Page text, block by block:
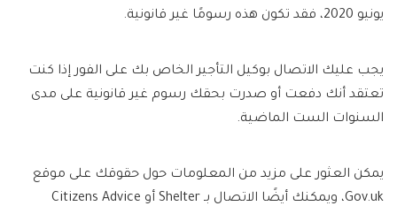
يونيو 2020، فقد تكون هذه رسومًا غير قانونية.
يجب عليك الاتصال بوكيل التأجير الخاص بك على الفور إذا كنت
تعتقد أنك دفعت أو صدرت بحقك رسوم غير قانونية على مدى
السنوات الست الماضية.
يمكن العثور على مزيد من المعلومات حول حقوقك على موقع
Gov.uk، ويمكنك أيضًا الاتصال بـ Shelter أو Citizens Advice